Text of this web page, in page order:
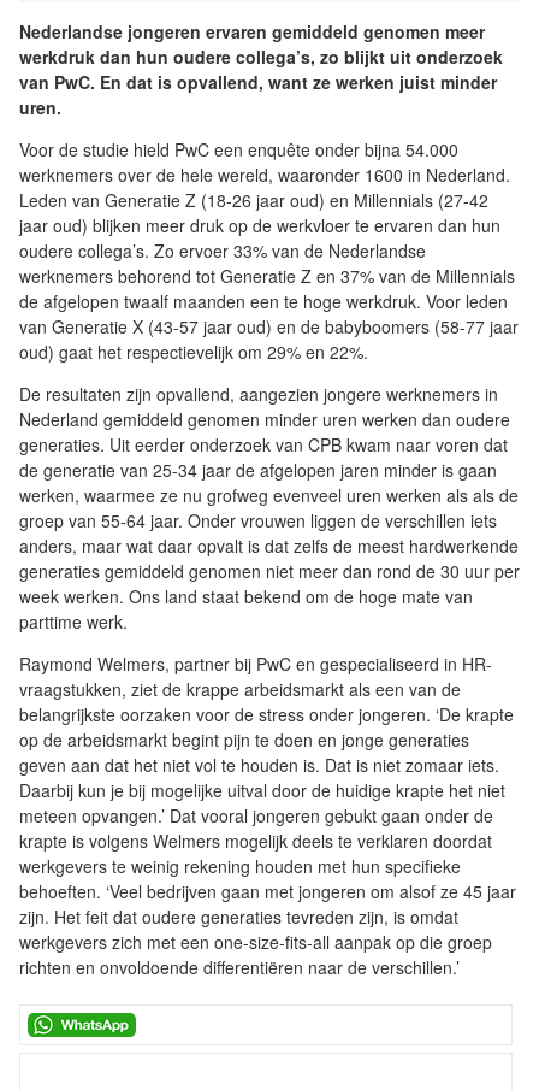
Nederlandse jongeren ervaren gemiddeld genomen meer
werkdruk dan hun oudere collega’s, zo blijkt uit onderzoek
van PwC. En dat is opvallend, want ze werken juist minder
uren.
Voor de studie hield PwC een enquête onder bijna 54.000
werknemers over de hele wereld, waaronder 1600 in Nederland.
Leden van Generatie Z (18-26 jaar oud) en Millennials (27-42
jaar oud) blijken meer druk op de werkvloer te ervaren dan hun
oudere collega’s. Zo ervoer 33% van de Nederlandse
werknemers behorend tot Generatie Z en 37% van de Millennials
de afgelopen twaalf maanden een te hoge werkdruk. Voor leden
van Generatie X (43-57 jaar oud) en de babyboomers (58-77 jaar
oud) gaat het respectievelijk om 29% en 22%.
De resultaten zijn opvallend, aangezien jongere werknemers in
Nederland gemiddeld genomen minder uren werken dan oudere
generaties. Uit eerder onderzoek van CPB kwam naar voren dat
de generatie van 25-34 jaar de afgelopen jaren minder is gaan
werken, waarmee ze nu grofweg evenveel uren werken als als de
groep van 55-64 jaar. Onder vrouwen liggen de verschillen iets
anders, maar wat daar opvalt is dat zelfs de meest hardwerkende
generaties gemiddeld genomen niet meer dan rond de 30 uur per
week werken. Ons land staat bekend om de hoge mate van
parttime werk.
Raymond Welmers, partner bij PwC en gespecialiseerd in HR-
vraagstukken, ziet de krappe arbeidsmarkt als een van de
belangrijkste oorzaken voor de stress onder jongeren. ‘De krapte
op de arbeidsmarkt begint pijn te doen en jonge generaties
geven aan dat het niet vol te houden is. Dat is niet zomaar iets.
Daarbij kun je bij mogelijke uitval door de huidige krapte het niet
meteen opvangen.’ Dat vooral jongeren gebukt gaan onder de
krapte is volgens Welmers mogelijk deels te verklaren doordat
werkgevers te weinig rekening houden met hun specifieke
behoeften. ‘Veel bedrijven gaan met jongeren om alsof ze 45 jaar
zijn. Het feit dat oudere generaties tevreden zijn, is omdat
werkgevers zich met een one-size-fits-all aanpak op die groep
richten en onvoldoende differentiëren naar de verschillen.’